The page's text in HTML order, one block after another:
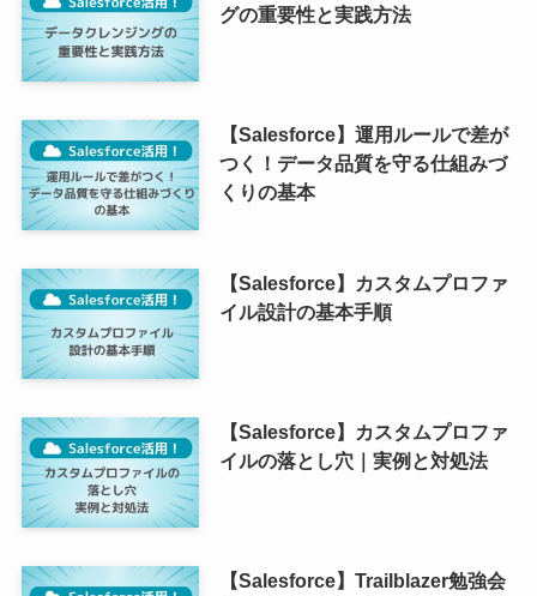
グの重要性と実践方法
【Salesforce】運用ルールで差が
つく！データ品質を守る仕組みづ
くりの基本
【Salesforce】カスタムプロファ
イル設計の基本手順
【Salesforce】カスタムプロファ
イルの落とし穴｜実例と対処法
【Salesforce】Trailblazer勉強会